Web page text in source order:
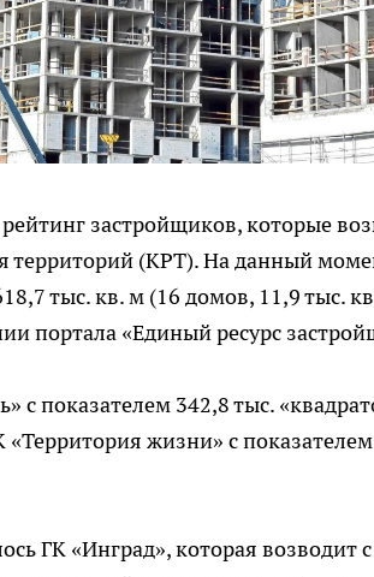
застройщиков, которые
территорий (КРТ). На данный
тыс. кв. м (16 домов, 11,9 тыс.
портала «Единый ресурс
с показателем 342,8 тыс.
жизни» с
ГК «Инград», которая